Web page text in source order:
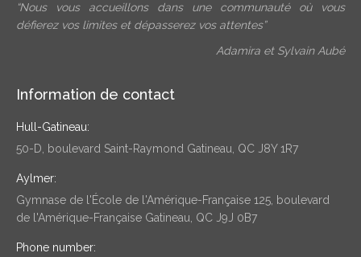
“Nous vous accueillons dans une communauté où vous
défierez vos limites et dépasserez vos attentes”
Adamira et Sylvain Aubé
Information de contact
Hull-Gatineau:
50-D, boulevard Saint-Raymond Gatineau, QC J8Y 1R7
Aylmer:
Gymnase de l'École de l'Amérique-Française 125, boulevard
de l'Amérique-Française Gatineau, QC J9J 0B7
Phone number: